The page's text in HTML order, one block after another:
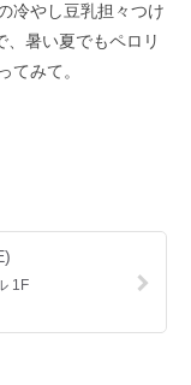
冷やし豆乳担々つけ
暑い夏でもペロリ
てみて。